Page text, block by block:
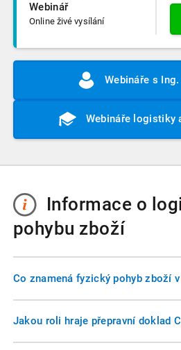
Webinář
Online živé vysílání
Webináře s
Webináře logistiky
Informace o
pohybu zboží
Co znamená fyzický pohyb zboží
Fyzický pohyb zboží představuje
mezi místy – například ze skladu
Jakou roli hraje přepravní doklad
Doklad CMR je mezinárodní